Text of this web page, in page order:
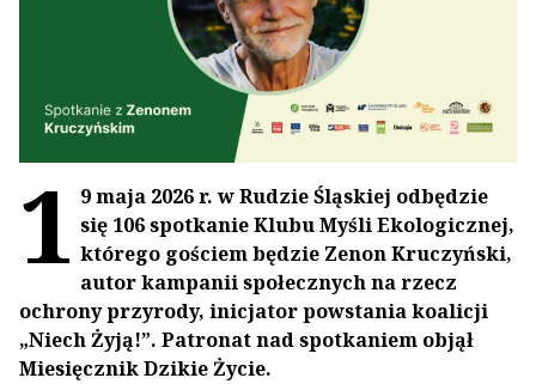
1 9 maja 2026 r. w Rudzie Śląskiej odbędzie
się 106 spotkanie Klubu Myśli Ekologicznej,
którego gościem będzie Zenon Kruczyński,
autor kampanii społecznych na rzecz
ochrony przyrody, inicjator powstania koalicji
„Niech Żyją!”. Patronat nad spotkaniem objął
Miesięcznik Dzikie Życie.